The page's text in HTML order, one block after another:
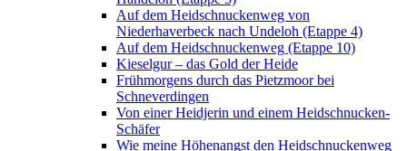
Auf dem Heidschnuckenweg von
Niederhaverbeck nach Undeloh (Etappe 4)
Auf dem Heidschnuckenweg (Etappe 10)
Kieselgur – das Gold der Heide
Frühmorgens durch das Pietzmoor bei
Schneverdingen
Von einer Heidjerin und einem Heidschnucken-
Schäfer
Wie meine Höhenangst den Heidschnuckenweg